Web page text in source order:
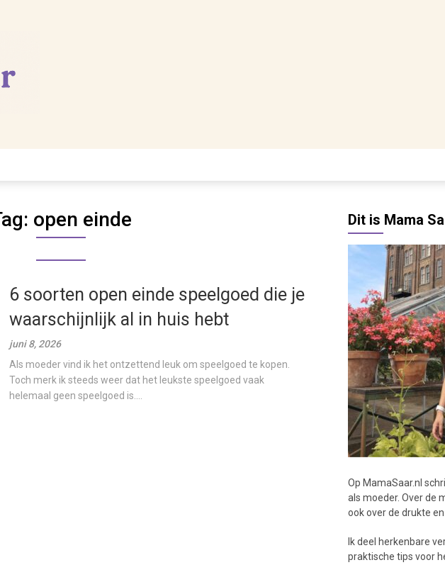
open einde
6 soorten open einde speelgoed die je
waarschijnlijk al in huis hebt
juni 8, 2026
Als moeder vind ik het ontzettend leuk om speelgoed te kopen.
Toch merk ik steeds weer dat het leukste speelgoed vaak
helemaal geen speelgoed is....
Dit is Mama
Op MamaSaar.nl
als moeder. Over de
ook over de drukte
Ik deel herkenbare
praktische tips voor